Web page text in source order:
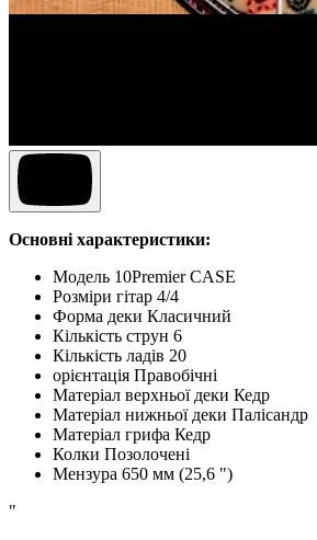
Основні характеристики:
Модель 10Premier CASE
Розміри гітар 4/4
Форма деки Класичний
Кількість струн 6
Кількість ладів 20
орієнтація Правобічні
Матеріал верхньої деки Кедр
Матеріал нижньої деки Палісандр
Матеріал грифа Кедр
Колки Позолочені
Мензура 650 мм (25,6 ")
"